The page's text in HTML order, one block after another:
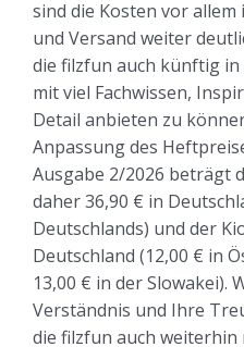
sind die Kosten vor
und Versand weiter
die filzfun auch künftig
mit viel Fachwissen,
Detail anbieten zu
Anpassung des
Ausgabe 2/2026 beträgt
daher 36,90 € in
Deutschlands) und der
Deutschland (12,00 € in
13,00 € in der Slowakei).
Verständnis und Ihre
die filzfun auch